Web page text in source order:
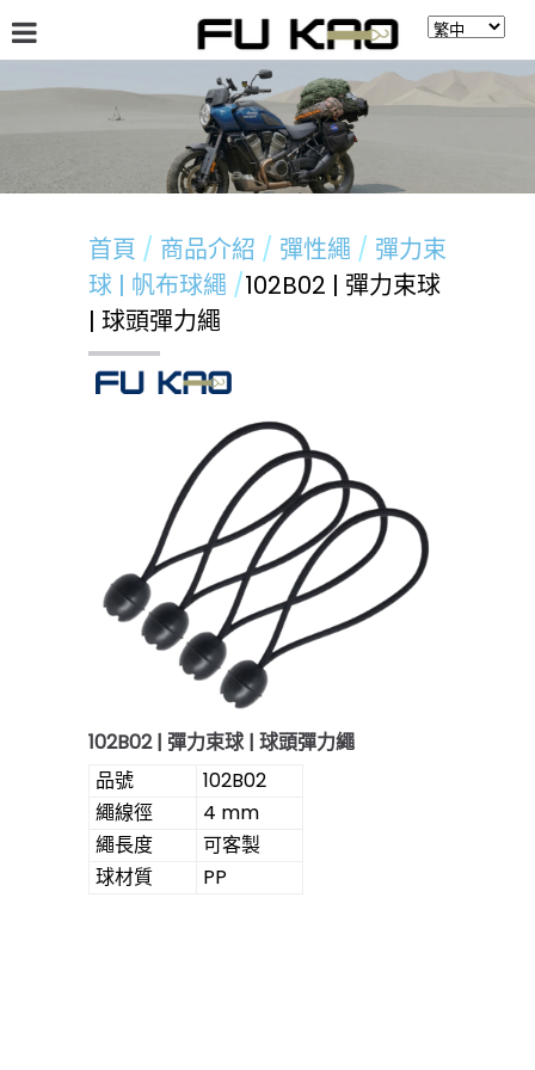
最新消息 留言板
首頁 商品介紹 彈性繩
彈力束
球 | 帆布球繩
102B02 | 彈力束球
| 球頭彈力繩
102B02 | 彈力束球 | 球頭彈力繩
品號
102B02
繩線徑
4 mm
繩長度
可客製
球材質
PP